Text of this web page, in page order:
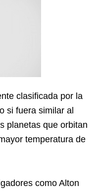
clasificada por la
si fuera similar al
planetas que orbitan
temperatura de
como Alton